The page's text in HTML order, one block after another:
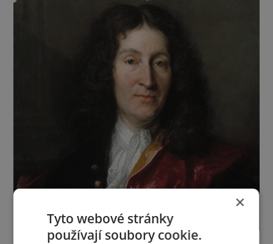
×
Tyto webové stránky
používají soubory cookie.